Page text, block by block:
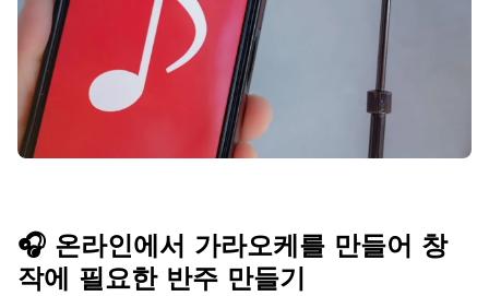
🎧 온라인에서 가라오케를 만들어 창
작에 필요한 반주 만들기